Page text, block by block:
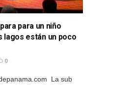
para un niño
lagos están un poco
0
La sub